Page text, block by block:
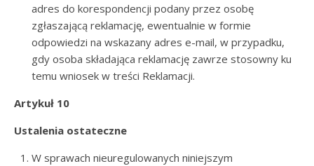
adres do korespondencji podany przez osobę
zgłaszającą reklamację, ewentualnie w formie
odpowiedzi na wskazany adres e-mail, w przypadku,
gdy osoba składająca reklamację zawrze stosowny ku
temu wniosek w treści Reklamacji.
Artykuł 10
Ustalenia ostateczne
W sprawach nieuregulowanych niniejszym